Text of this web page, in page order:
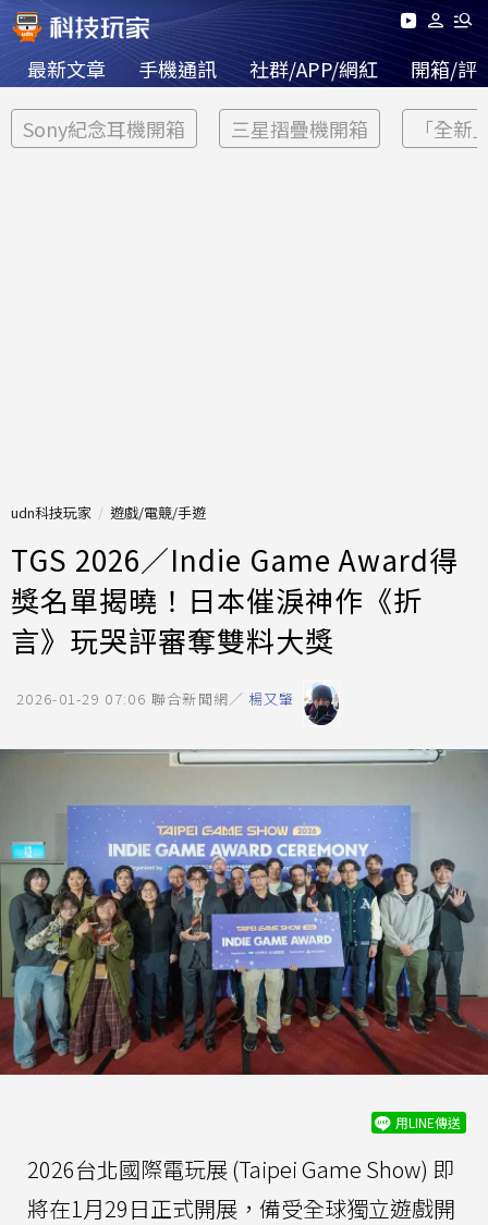
最新文章 手機通訊 社群/APP/網紅 開箱/評
Sony紀念耳機開箱 三星摺疊機開箱 「全新
udn科技玩家 遊戲/電競/手遊
TGS 2026／Indie Game Award得
獎名單揭曉！日本催淚神作《折
言》玩哭評審奪雙料大獎
2026-01-29 07:06 聯合新聞網／ 楊又肇
用LINE傳送
2026台北國際電玩展 (Taipei Game Show) 即
將在1月29日正式開展，備受全球獨立遊戲開